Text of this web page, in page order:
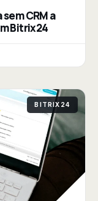
CRM a
Bitrix24
BITRIX24